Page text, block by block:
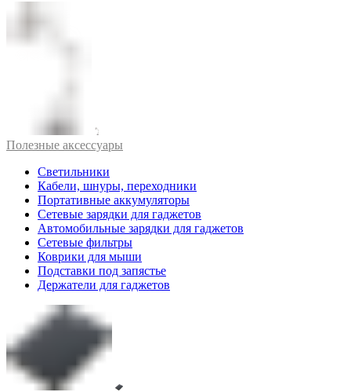
Полезные аксессуары
Светильники
Кабели, шнуры, переходники
Портативные аккумуляторы
Сетевые зарядки для гаджетов
Автомобильные зарядки для гаджетов
Сетевые фильтры
Коврики для мыши
Подставки под запястье
Держатели для гаджетов